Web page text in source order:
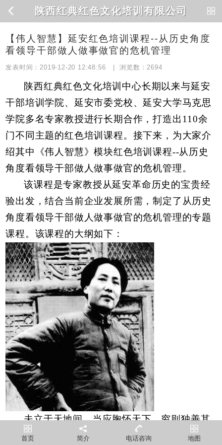
陕西红典红色文化培训有限公司
【伟人智慧】延安红色培训课程--从历史角度
看领导干部做人做事做官的危机管理
发表时间：2019-12-20 12:48:56 | 浏览数：2694
陕西红典红色文化培训中心长期以来与延安
干部培训学院、延安市委党校、延安大学马克思
学院多名专家教授进行长期合作，打造出110余
门不同主题的红色培训课程。接下来，为大家介
绍其中《伟人智慧》模块红色培训课程--从历史
角度看领导干部做人做事做官的危机管理。
该课程是专家教授从延安革命历史的宝贵经
验出发，结合当前企业发展所需，制定了从历史
角度看领导干部做人做事做官的危机管理的专题
课程。该课程的大纲如下：
夫立于天地间，当应胸怀天下，穷则独善其
身,达则兼善天下，这是无数仁人志士执著的追
首页 简介 电话咨询 地图